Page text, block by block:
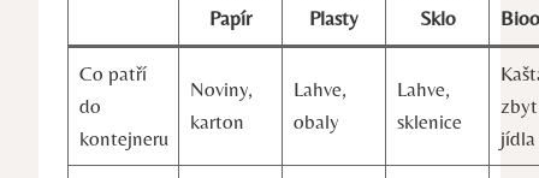
Papír
⁢Plasty
Sklo
Co patří
do
kontejneru
Noviny,
karton
Lahve,
obaly
Lahve,
sklenice
⁣jídla